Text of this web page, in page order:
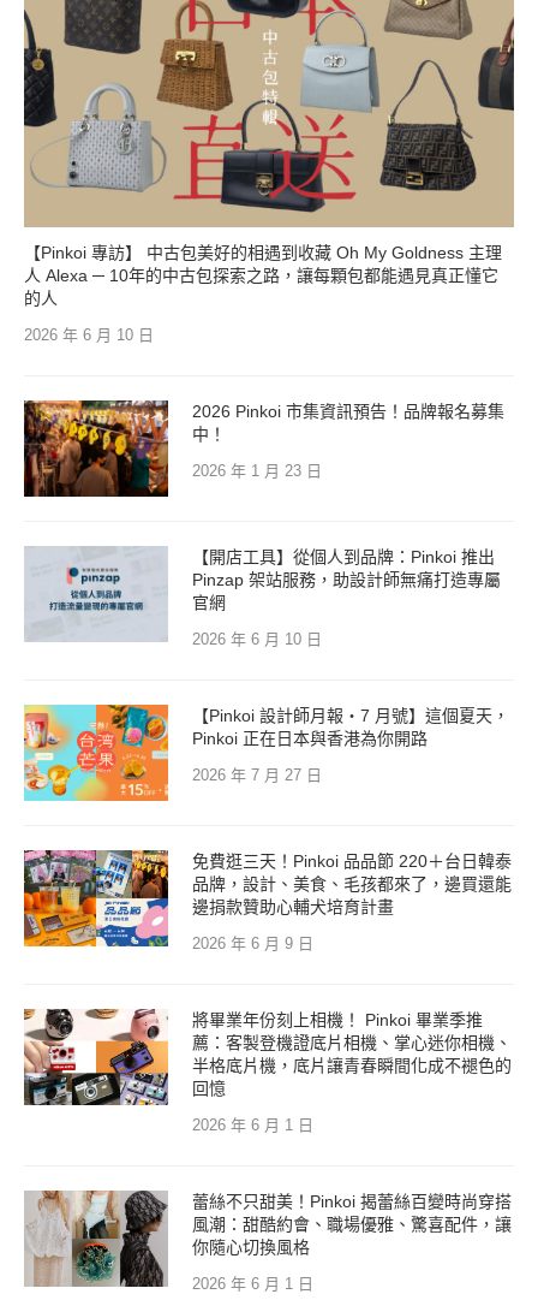
【Pinkoi 專訪】 中古包美好的相遇到收藏 Oh My Goldness 主理
人 Alexa ─ 10年的中古包探索之路，讓每顆包都能遇見真正懂它
的人
2026 年 6 月 10 日
2026 Pinkoi 市集資訊預告！品牌報名募集
中！
2026 年 1 月 23 日
【開店工具】從個人到品牌：Pinkoi 推出
Pinzap 架站服務，助設計師無痛打造專屬
官網
2026 年 6 月 10 日
【Pinkoi 設計師月報・7 月號】這個夏天，
Pinkoi 正在日本與香港為你開路
2026 年 7 月 27 日
免費逛三天！Pinkoi 品品節 220＋台日韓泰
品牌，設計、美食、毛孩都來了，邊買還能
邊捐款贊助心輔犬培育計畫
2026 年 6 月 9 日
將畢業年份刻上相機！ Pinkoi 畢業季推
薦：客製登機證底片相機、掌心迷你相機、
半格底片機，底片讓青春瞬間化成不褪色的
回憶
2026 年 6 月 1 日
蕾絲不只甜美！Pinkoi 揭蕾絲百變時尚穿搭
風潮：甜酷約會、職場優雅、驚喜配件，讓
你隨心切換風格
2026 年 6 月 1 日